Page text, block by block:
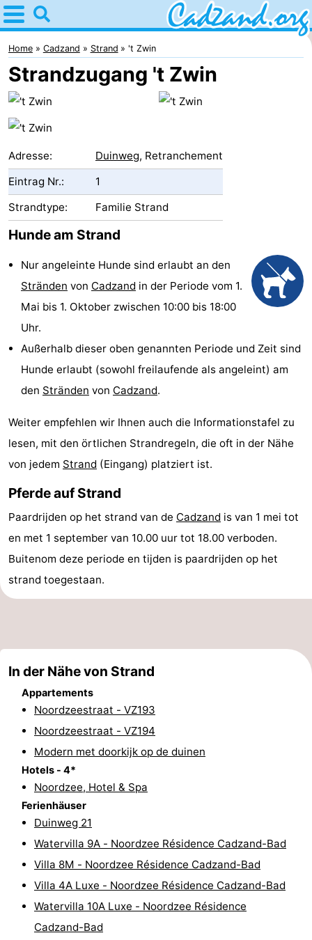
Home
Cadzand
Tipps
Für
Appartements
Campingplätze
Ferienhäuser
-
Meersee
Beach
Nieuwvliet-
Bad
Meulinge
EuroParcs
Cadzand
Hoogduin
-
Résidence
Cadzand-
Resort
Nieuwvliet-
-
Schoneveld
-
Resort
Waterdunen
-
Lastminutes
Strand
Sehen
tun
Museen
Denkmäler
Mühlen
Aussichtspunkte
Attraktionen
Home Cadzand Strand 't Zwin
Strandzugang 't Zwin
Adresse: Duinweg, Retranchement
Eintrag Nr.:
1
Strandtype:
Familie Strand
Hunde am Strand
Nur angeleinte Hunde sind erlaubt an den
Stränden von Cadzand in der Periode vom 1.
Mai bis 1. Oktober zwischen 10:00 bis 18:00
Uhr.
Außerhalb dieser oben genannten Periode und Zeit sind
Hunde erlaubt (sowohl freilaufende als angeleint) am
den Stränden von Cadzand.
Weiter empfehlen wir Ihnen auch die Informationstafel zu
lesen, mit den örtlichen Strandregeln, die oft in der Nähe
von jedem Strand (Eingang) platziert ist.
Pferde auf Strand
Paardrijden op het strand van de Cadzand is van 1 mei tot
en met 1 september van 10.00 uur tot 18.00 verboden.
Buitenom deze periode en tijden is paardrijden op het
strand toegestaan.
In der Nähe von Strand
Appartements
Noordzeestraat - VZ193
Noordzeestraat - VZ194
Modern met doorkijk op de duinen
Hotels - 4*
Noordzee, Hotel & Spa
Ferienhäuser
Duinweg 21
Watervilla 9A - Noordzee Résidence Cadzand-Bad
Villa 8M - Noordzee Résidence Cadzand-Bad
Villa 4A Luxe - Noordzee Résidence Cadzand-Bad
Watervilla 10A Luxe - Noordzee Résidence
Cadzand-Bad